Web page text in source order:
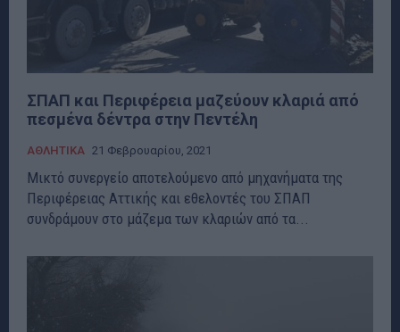
ΣΠΑΠ και Περιφέρεια μαζεύουν κλαριά από
πεσμένα δέντρα στην Πεντέλη
ΑΘΛΗΤΙΚΑ 21 Φεβρουαρίου, 2021
Μικτό συνεργείο αποτελούμενο από μηχανήματα της
Περιφέρειας Αττικής και εθελοντές του ΣΠΑΠ
συνδράμουν στο μάζεμα των κλαριών από τα...